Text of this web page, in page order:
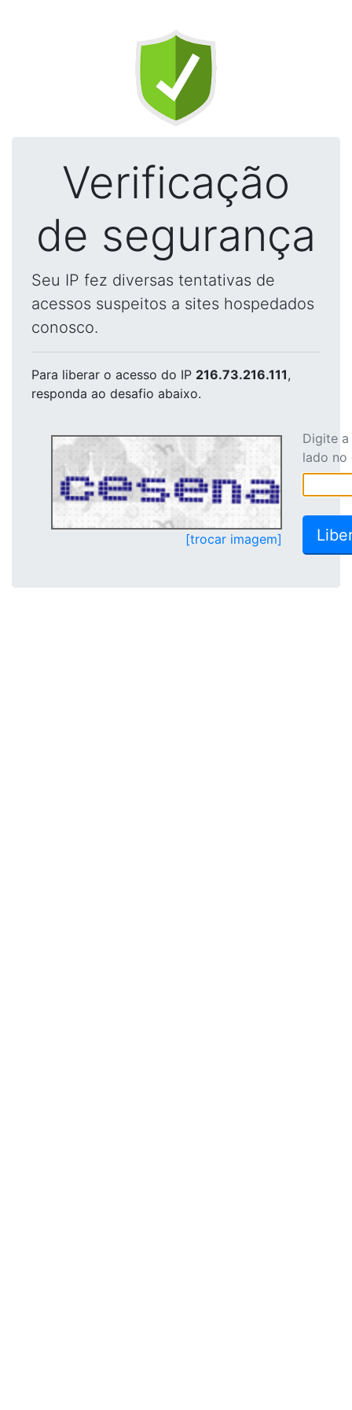
Verificação
de segurança
Seu IP fez diversas tentativas de
acessos suspeitos a sites hospedados
conosco.
Para liberar o acesso do IP 216.73.216.111,
responda ao desafio abaixo.
[trocar imagem]
Digite
lado no